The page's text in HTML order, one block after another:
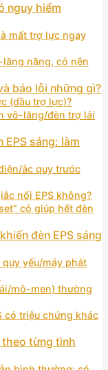
nguy hiểm
mất trợ lực ngay
lăng nặng, có nên
báo lỗi những gì?
(dầu trợ lực)?
vô-lăng/đèn trợ lái
sáng: làm
ắc quy trước
nối EPS không?
có giúp hết đèn
đèn EPS sáng
yếu/máy phát
mô-men) thường
có triệu chứng khác
từng tình